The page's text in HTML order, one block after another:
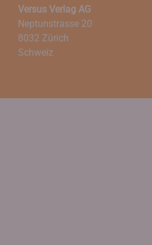
Versus Verlag AG
Neptunstrasse 20
8032 Zürich
Schweiz